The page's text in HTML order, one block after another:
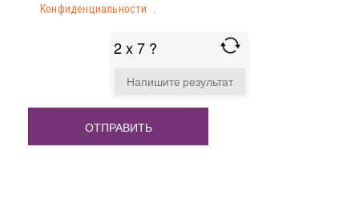
Конфиденциальности
2 x 7 ?
FOR
X